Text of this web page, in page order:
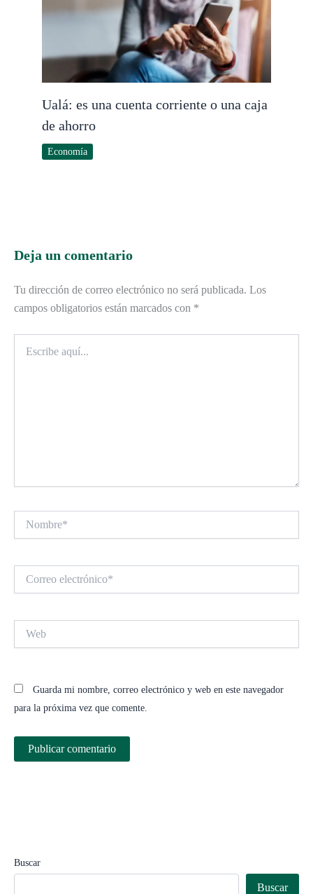
Ualá: es una cuenta corriente o una caja
de ahorro
Economía
Deja un comentario
Tu dirección de correo electrónico no será publicada. Los
campos obligatorios están marcados con *
aquí...
electrónico*
Guarda mi nombre, correo electrónico y web en este navegador
para la próxima vez que comente.
Buscar
Buscar